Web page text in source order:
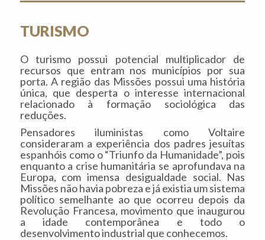
TURISMO
O turismo possui potencial multiplicador de
recursos que entram nos municípios por sua
porta. A região das Missões possui uma história
única, que desperta o interesse internacional
relacionado à formação sociológica das
reduções.
Pensadores iluministas como Voltaire
consideraram a experiência dos padres jesuítas
espanhóis como o “Triunfo da Humanidade”, pois
enquanto a crise humanitária se aprofundava na
Europa, com imensa desigualdade social. Nas
Missões não havia pobreza e já existia um sistema
político semelhante ao que ocorreu depois da
Revolução Francesa, movimento que inaugurou
a idade contemporânea e todo o
desenvolvimento industrial que conhecemos.